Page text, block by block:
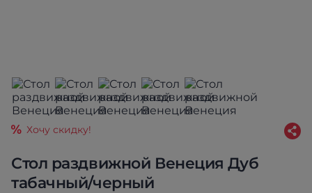
Стол раздвижной Венеция Дуб
табачный/черный
Хочу скидку!